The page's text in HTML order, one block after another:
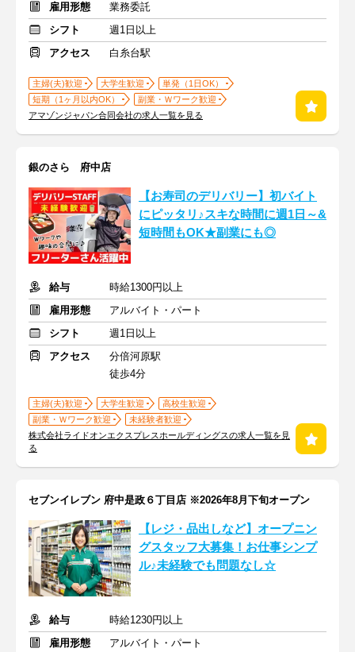
雇用形態
業務委託
シフト
週1日以上
アクセス
白糸台駅
主婦(夫)歓迎 大学生歓迎
単発（1日OK）
短期（1ヶ月以内OK）
副業・Ｗワーク歓迎
アマゾンジャパン合同会社の求人一覧を見る
銀のさら 府中店
【お寿司のデリバリー】初バイト
にピッタリ♪スキな時間に週1日～&
短時間もOK★副業にも◎
給与
時給1300円以上
雇用形態
アルバイト・パート
シフト
週1日以上
アクセス
分倍河原駅
徒歩4分
主婦(夫)歓迎 大学生歓迎
高校生歓迎
副業・Ｗワーク歓迎
未経験者歓迎
株式会社ライドオンエクスプレスホールディングスの求人一覧を見
る
セブンイレブン 府中是政６丁目店 ※2026年8月下旬オープン
【レジ・品出しなど】オープニン
グスタッフ大募集！お仕事シンプ
ル♪未経験でも問題なし☆
給与
時給1230円以上
雇用形態
アルバイト・パート